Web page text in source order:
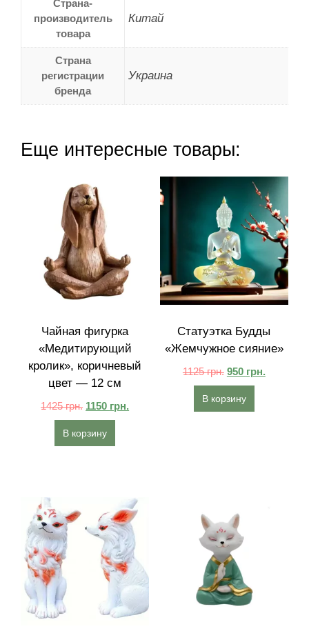
Страна-
производитель
товара
Китай
Страна
регистрации
бренда
Украина
Еще интересные товары:
Чайная фигурка
«Медитирующий
кролик», коричневый
цвет — 12 см
1425грн. 1150 грн.
В корзину
Статуэтка Будды
«Жемчужное сияние»
1125грн. 950 грн.
В корзину